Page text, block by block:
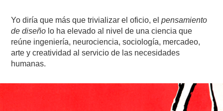
Yo diría que más que trivializar el oficio, elpensamiento
de diseño lo ha elevado al nivel de una ciencia que
reúne ingeniería, neurociencia, sociología, mercadeo,
arte y creatividad al servicio de las necesidades
humanas.